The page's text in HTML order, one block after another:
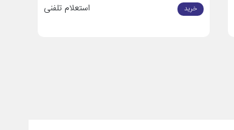
خرید استعلام تلفنی